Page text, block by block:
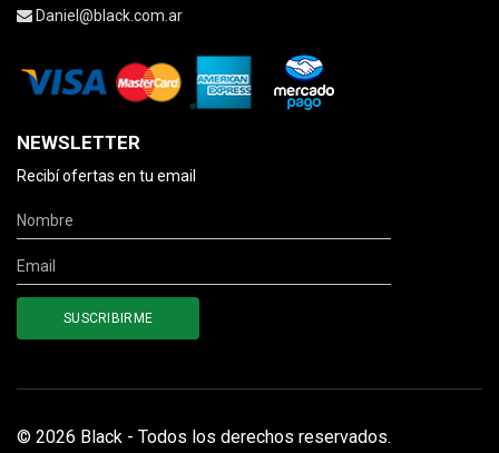
Daniel@black.com.ar
NEWSLETTER
Recibí ofertas en tu email
© 2026 Black - Todos los derechos reservados.